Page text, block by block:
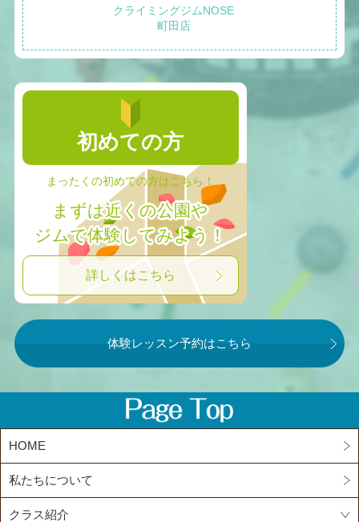
クライミングジムNOSE
町田店
初めての方
まったくの初めての方はこちら！
まずは近くの公園や
ジムで体験してみよう！
詳しくはこちら
体験レッスン予約はこちら
HOME
私たちについて
クラス紹介